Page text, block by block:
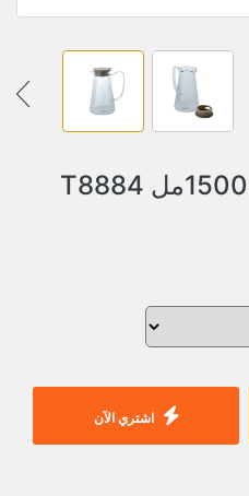
اشتري الآن